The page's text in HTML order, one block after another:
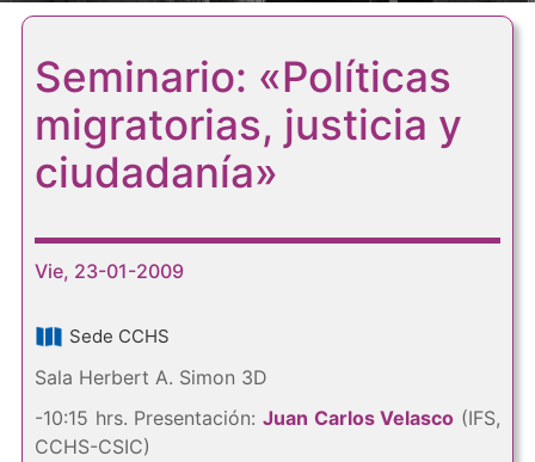
Seminario: «Políticas
migratorias, justicia y
ciudadanía»
Vie, 23-01-2009
Sede CCHS
Sala Herbert A. Simon 3D
-10:15 hrs. Presentación: Juan Carlos Velasco (IFS,
CCHS-CSIC)